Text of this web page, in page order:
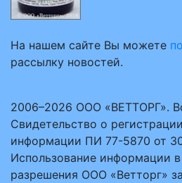
На нашем сайте Вы можете
рассылку новостей.
2006–2026 ООО «ВЕТТОРГ».
Свидетельство о
информации ПИ 77-5870 от
Использование информации
разрешения ООО «Ветторг»